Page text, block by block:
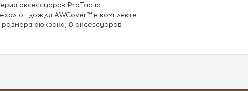
аксессуаров ProTactic
от дождя AWCover™ в комплекте
размера рюкзака, 8 аксессуаров